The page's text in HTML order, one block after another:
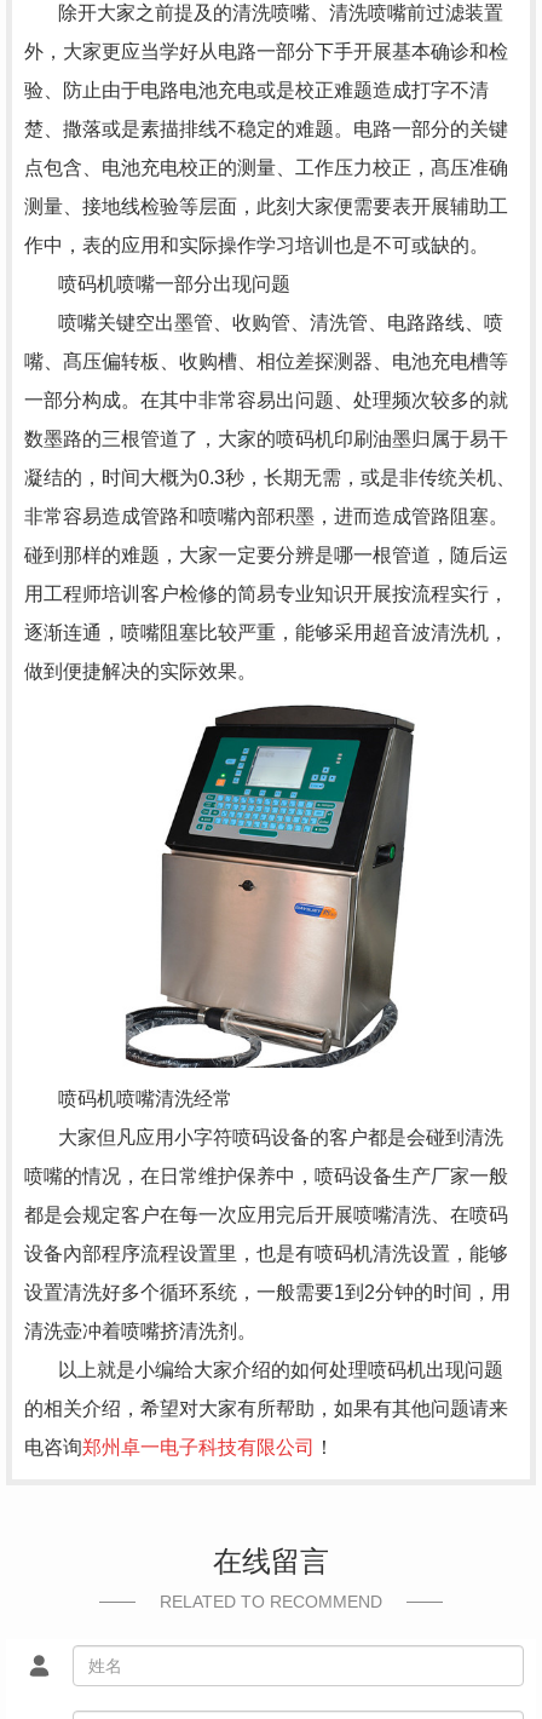
除开大家之前提及的清洗喷嘴、清洗喷嘴前过滤装置
外，大家更应当学好从电路一部分下手开展基本确诊和检
验、防止由于电路电池充电或是校正难题造成打字不清
楚、撒落或是素描排线不稳定的难题。电路一部分的关键
点包含、电池充电校正的测量、工作压力校正，髙压准确
测量、接地线检验等层面，此刻大家便需要表开展辅助工
作中，表的应用和实际操作学习培训也是不可或缺的。
喷码机喷嘴一部分出现问题
喷嘴关键空出墨管、收购管、清洗管、电路路线、喷
嘴、髙压偏转板、收购槽、相位差探测器、电池充电槽等
一部分构成。在其中非常容易出问题、处理频次较多的就
数墨路的三根管道了，大家的喷码机印刷油墨归属于易干
凝结的，时间大概为0.3秒，长期无需，或是非传统关机、
非常容易造成管路和喷嘴內部积墨，进而造成管路阻塞。
碰到那样的难题，大家一定要分辨是哪一根管道，随后运
用工程师培训客户检修的简易专业知识开展按流程实行，
逐渐连通，喷嘴阻塞比较严重，能够采用超音波清洗机，
做到便捷解决的实际效果。
喷码机喷嘴清洗经常
大家但凡应用小字符喷码设备的客户都是会碰到清洗
喷嘴的情况，在日常维护保养中，喷码设备生产厂家一般
都是会规定客户在每一次应用完后开展喷嘴清洗、在喷码
设备內部程序流程设置里，也是有喷码机清洗设置，能够
设置清洗好多个循环系统，一般需要1到2分钟的时间，用
清洗壶冲着喷嘴挤清洗剂。
以上就是小编给大家介绍的如何处理喷码机出现问题
的相关介绍，希望对大家有所帮助，如果有其他问题请来
电咨询郑州卓一电子科技有限公司 ！
在线留言
RELATED TO RECOMMEND